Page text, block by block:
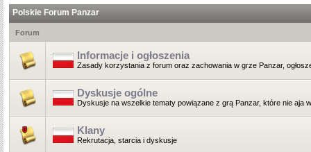
Polskie Forum Panzar
Forum
Informacje i ogłoszenia
Zasady korzystania z forum oraz zachowania w grze Panzar,
Dyskusje ogólne
Dyskusje na wszelkie tematy powiązane z grą Panzar, które nie aja
Klany
Rekrutacja, starcia i dyskusje